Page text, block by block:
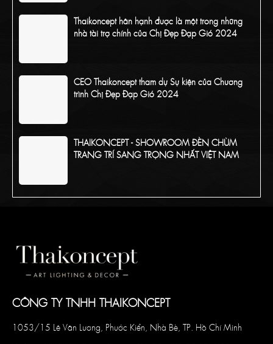
Thaikoncept hân hạnh được là một trong những
nhà tài trợ chính của Chị Đẹp Đạp Gió 2024
CEO Thaikoncept tham dự Sự kiện của Chương
trình Chị Đẹp Đạp Gió 2024
THAIKONCEPT - SHOWROOM ĐÈN CHÙM
TRANG TRÍ SANG TRỌNG NHẤT VIỆT NAM
CÔNG TY TNHH THAIKONCEPT
1053/15 Lê Văn Lương, Phước Kiển, Nhà Bè, TP. Hồ Chí Minh